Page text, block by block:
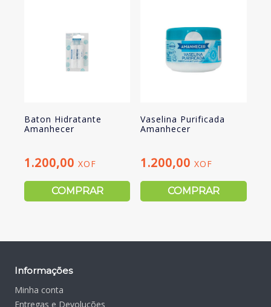
Baton Hidratante
Amanhecer
1.200,00 XOF
COMPRAR
Vaselina Purificada
Amanhecer
1.200,00XOF
COMPRAR
Informações
Minha conta
Entregas e Devoluções